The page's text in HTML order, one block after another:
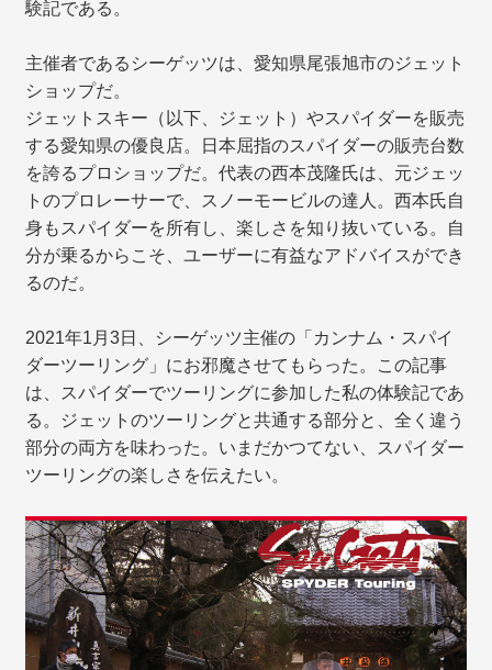
験記である。
主催者であるシーゲッツは、愛知県尾張旭市のジェット
ショップだ。
ジェットスキー（以下、ジェット）やスパイダーを販売
する愛知県の優良店。日本屈指のスパイダーの販売台数
を誇るプロショップだ。代表の西本茂隆氏は、元ジェッ
トのプロレーサーで、スノーモービルの達人。西本氏自
身もスパイダーを所有し、楽しさを知り抜いている。自
分が乗るからこそ、ユーザーに有益なアドバイスができ
るのだ。
2021年1月3日、シーゲッツ主催の「カンナム・スパイ
ダーツーリング」にお邪魔させてもらった。この記事
は、スパイダーでツーリングに参加した私の体験記であ
る。ジェットのツーリングと共通する部分と、全く違う
部分の両方を味わった。いまだかつてない、スパイダー
ツーリングの楽しさを伝えたい。